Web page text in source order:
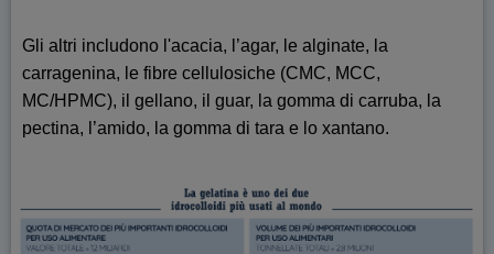
Gli altri includono l'acacia, l’agar, le alginate, la
carragenina, le fibre cellulosiche (CMC, MCC,
MC/HPMC), il gellano, il guar, la gomma di carruba, la
pectina, l’amido, la gomma di tara e lo xantano.